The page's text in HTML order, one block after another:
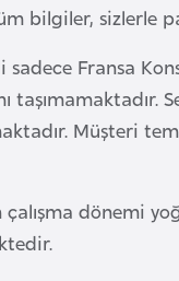
bilgiler, sizlerle
Fransa
Müşteri
çalışma dönemi